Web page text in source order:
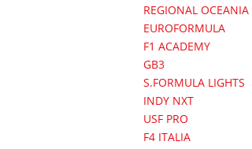
REGIONAL OCEANIA
EUROFORMULA
F1 ACADEMY
GB3
S.FORMULA LIGHTS
INDY NXT
USF PRO
F4 ITALIA